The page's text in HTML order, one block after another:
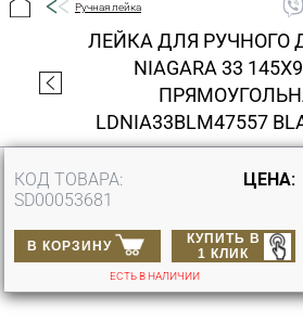
Ручная лейка
ЛЕЙКА ДЛЯ РУЧНОГО
NIAGARA 33
LDNIA33BLM47557
КОД ТОВАРА:
SD00053681
ЦЕНА:
В КОРЗИНУ
КУПИТЬ В
1 КЛИК
ЕСТЬ В НАЛИЧИИ